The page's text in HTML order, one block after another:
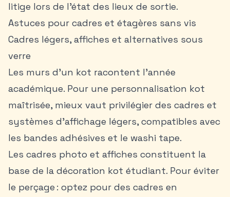
litige lors de l’état des lieux de sortie.
Astuces pour cadres et étagères sans vis
Cadres légers, affiches et alternatives sous
verre
Les murs d’un kot racontent l’année
académique. Pour une personnalisation kot
maîtrisée, mieux vaut privilégier des cadres et
systèmes d’affichage légers, compatibles avec
les bandes adhésives et le washi tape.
Les cadres photo et affiches constituent la
base de la décoration kot étudiant. Pour éviter
le perçage : optez pour des cadres en